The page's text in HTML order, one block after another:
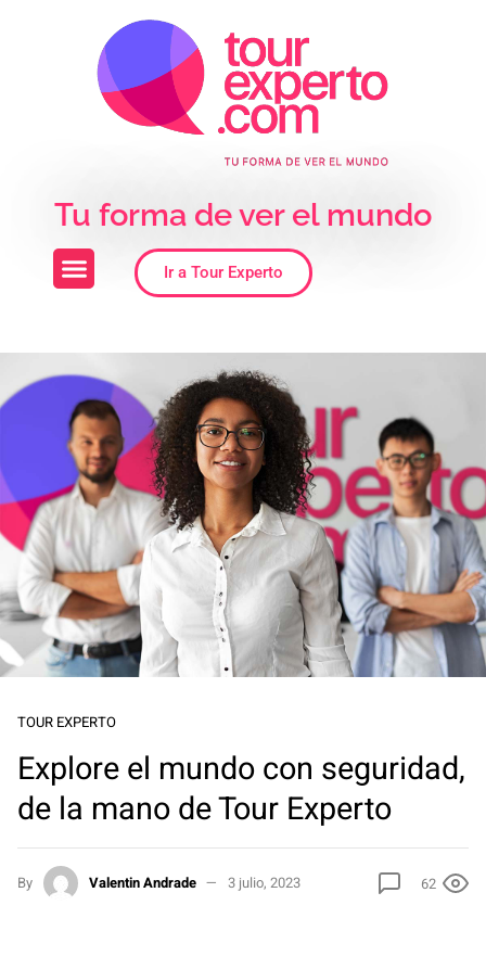
Tu forma de ver el mundo
Ir a Tour Experto
TOUR EXPERTO
Explore el mundo con seguridad,
de la mano de Tour Experto
By Valentin Andrade 3 julio, 2023 62